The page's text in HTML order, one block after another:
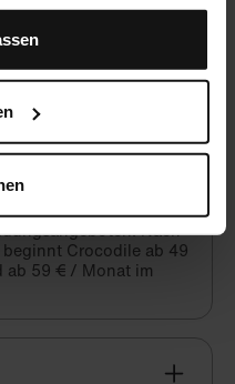
aber preiswerte
Nach
beginnt Crocodile ab 49
ab 59 € / Monat im